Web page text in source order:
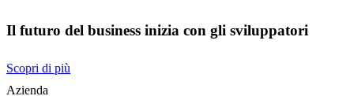
Il futuro del business inizia con gli sviluppatori
Scopri di più
Azienda